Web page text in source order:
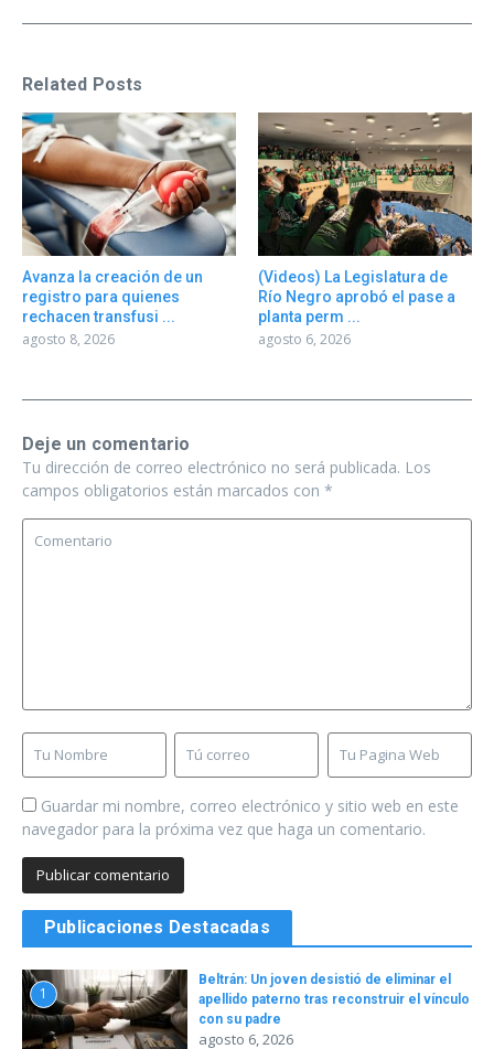
Related Posts
Avanza la creación de un
registro para quienes
rechacen transfusi ...
agosto 8, 2026
(Videos) La Legislatura de
Río Negro aprobó el pase a
planta perm ...
agosto 6, 2026
Deje un comentario
Tu dirección de correo electrónico no será publicada. Los
campos obligatorios están marcados con *
Guardar mi nombre, correo electrónico y sitio web en este
navegador para la próxima vez que haga un comentario.
Publicaciones Destacadas
1
Beltrán: Un joven desistió de eliminar el
apellido paterno tras reconstruir el vínculo
con su padre
agosto 6, 2026